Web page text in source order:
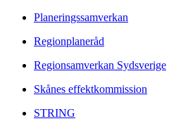
Planeringssamverkan
Regionplaneråd
Regionsamverkan Sydsverige
Skånes effektkommission
STRING